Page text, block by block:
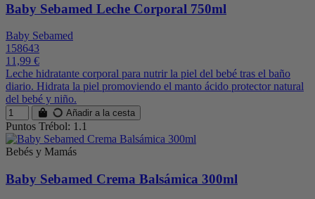
Baby Sebamed Leche Corporal 750ml
Baby Sebamed
158643
11,99 €
Leche hidratante corporal para nutrir la piel del bebé tras el baño
diario. Hidrata la piel promoviendo el manto ácido protector natural
del bebé y niño.
Añadir a la cesta
Puntos Trébol: 1.1
Bebés y Mamás
Baby Sebamed Crema Balsámica 300ml